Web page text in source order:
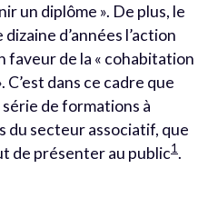
un diplôme ». De plus, le
d’années l’action
faveur de la « cohabitation
dans ce cadre que
de formations à
du secteur associatif, que
de présenter au public1.